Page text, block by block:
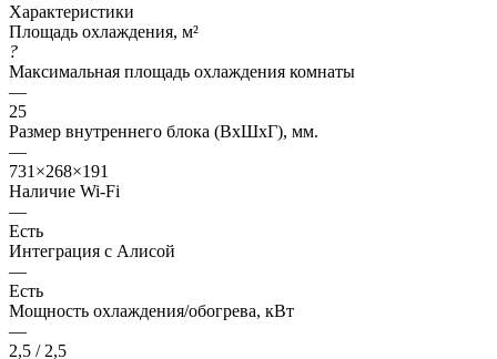
Характеристики
Площадь охлаждения, м²
?
Максимальная площадь охлаждения комнаты
—
25
Размер внутреннего блока (ВхШхГ), мм.
—
731×268×191
Наличие Wi-Fi
—
Есть
Интеграция с Алисой
—
Есть
Мощность охлаждения/обогрева, кВт
—
2,5 / 2,5